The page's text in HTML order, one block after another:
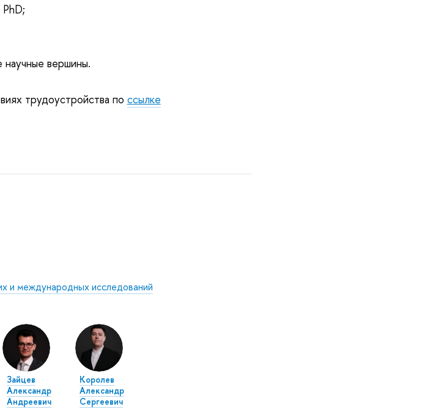
вершины.
трудоустройства по ссылке
и международных исследований
Зайцев
Александр
Андреевич
Королев
Александр
Сергеевич